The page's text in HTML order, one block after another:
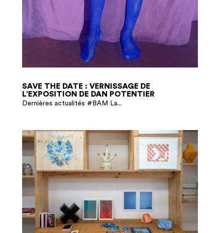
SAVE THE DATE : VERNISSAGE DE
L’EXPOSITION DE DAN POTENTIER
Dernières actualités #BAM La...